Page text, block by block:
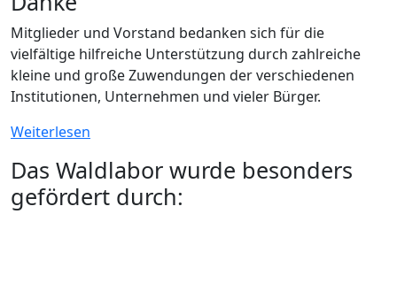
Mitglieder und Vorstand bedanken sich für die
vielfältige hilfreiche Unterstützung durch zahlreiche
kleine und große Zuwendungen der verschiedenen
Institutionen, Unternehmen und vieler Bürger.
Weiterlesen
Das Waldlabor wurde besonders
gefördert durch: